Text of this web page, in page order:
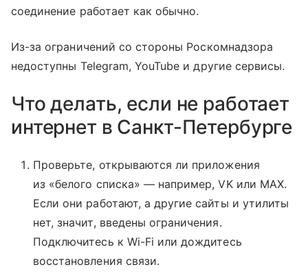
соединение работает как обычно.
Из-за ограничений со стороны Роскомнадзора
недоступны Telegram, YouTube и другие сервисы.
Что делать, если не работает
интернет в Санкт-Петербурге
Проверьте, открываются ли приложения
из «белого списка» — например, VK или MAX.
Если они работают, а другие сайты и утилиты
нет, значит, введены ограничения.
Подключитесь к Wi-Fi или дождитесь
восстановления связи.